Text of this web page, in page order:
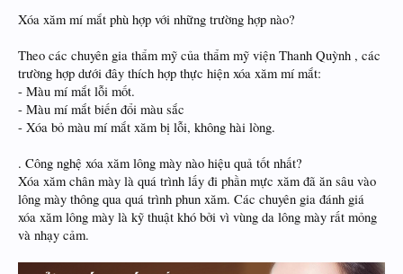
Xóa xăm mí mắt phù hợp với những trường hợp nào?
Theo các chuyên gia thẩm mỹ của thẩm mỹ viện Thanh Quỳnh , các
trường hợp dưới đây thích hợp thực hiện xóa xăm mí mắt:
- Màu mí mắt lỗi mốt.
- Màu mí mắt biến đổi màu sắc
- Xóa bỏ màu mí mắt xăm bị lỗi, không hài lòng.
. Công nghệ xóa xăm lông mày nào hiệu quả tốt nhất?
Xóa xăm chân mày là quá trình lấy đi phần mực xăm đã ăn sâu vào
lông mày thông qua quá trình phun xăm. Các chuyên gia đánh giá
xóa xăm lông mày là kỹ thuật khó bởi vì vùng da lông mày rất mỏng
và nhạy cảm.